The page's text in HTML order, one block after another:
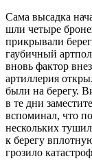
Сама высадка
шли четыре
прикрывали
гаубичный
вновь фактор
артиллерия
были на берегу.
в те дни
вспоминал, что
нескольких
к берегу
грозило